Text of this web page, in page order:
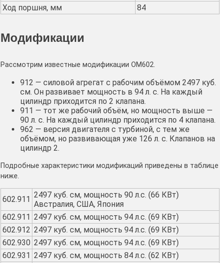
Ход поршня, мм
84
Модификации
Рассмотрим известные модификации OM602.
912 — силовой агрегат с рабочим объёмом 2497 куб.
см. Он развивает мощность в 94 л. с. На каждый
цилиндр приходится по 2 клапана.
911 — тот же рабочий объём, но мощность выше —
90 л. с. На каждый цилиндр приходится по 4 клапана.
962 — версия двигателя с турбиной, с тем же
объёмом, но развивающая уже 126 л. с. Клапанов на
цилиндр 2.
Подробные характеристики модификаций приведены в таблице
ниже.
602.911 2497 куб. см, мощность 90 л.с. (66 КВт)
Австралия, США, Япония
602.911 2497 куб. см, мощность 94 л.с. (69 КВт)
602.912 2497 куб. см, мощность 94 л.с. (69 КВт)
602.930 2497 куб. см, мощность 94 л.с. (69 КВт)
602.931 2497 куб. см, мощность 84 л.с. (62 КВт)